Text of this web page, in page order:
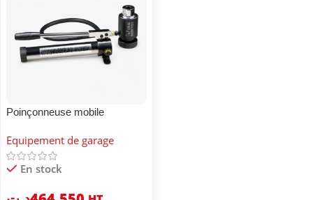
Poinçonneuse mobile
Equipement de garage
En stock